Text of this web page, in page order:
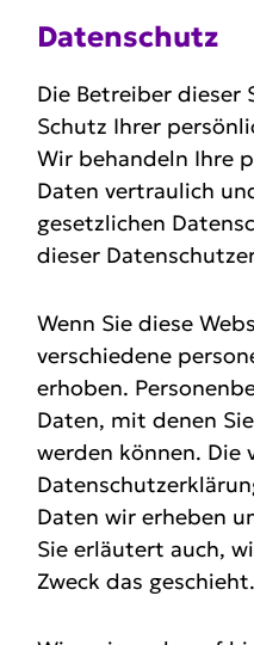
Daten­schutz
Die Betreiber dieser
Schutz Ihrer
Wir behandeln Ihre
Daten vertraulich
gesetzlichen
dieser
Wenn Sie diese
verschiedene
erhoben.
Daten, mit denen
werden können. Die
Daten wir erheben
Sie erläutert auch,
Zweck das geschieht.